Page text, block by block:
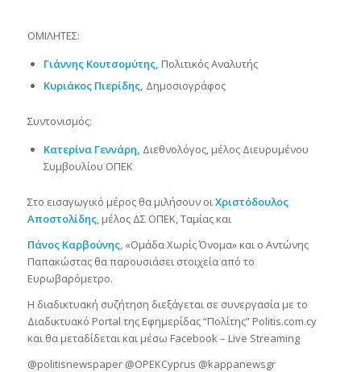
ΟΜΙΛΗΤΕΣ:
Γιάννης Κουτσομύτης, Πολιτικός Αναλυτής
Κυριάκος Πιερίδης, Δημοσιογράφος
Συντονισμός:
Κατερίνα Γεννάρη, Διεθνολόγος, μέλος Διευρυμένου
Συμβουλίου ΟΠΕΚ
Στο εισαγωγικό μέρος θα μιλήσουν οιΧριστόδουλος
Αποστολίδης, μέλος ΔΣ ΟΠΕΚ, Ταμίας και
Πάνος Καρβούνης, «Ομάδα Χωρίς Όνομα» και ο Αντώνης
Παπακώστας θα παρουσιάσει στοιχεία από το
Ευρωβαρόμετρο.
Η διαδικτυακή συζήτηση διεξάγεται σε συνεργασία με το
Διαδικτυακό Portal της Εφημερίδας “Πολίτης” Politis.com.cy
και θα μεταδίδεται και μέσω Facebook – Live Streaming
@politisnewspaper @OPEKCyprus @kappanewsgr